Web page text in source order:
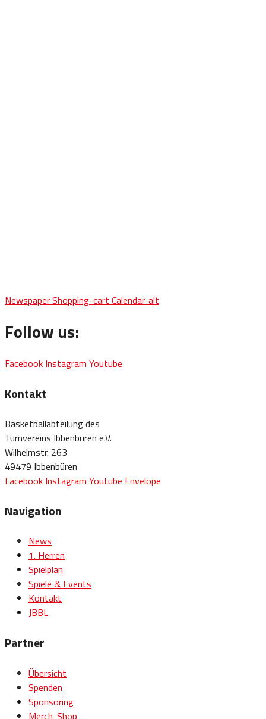
NewspaperShopping-cart Calendar-alt
Follow us:
Facebook Instagram Youtube
Kontakt
Basketballabteilung des
Turnvereins Ibbenbüren e.V.
Wilhelmstr. 263
49479 Ibbenbüren
Facebook Instagram Youtube Envelope
Navigation
News
1. Herren
Spielplan
Spiele & Events
Kontakt
JBBL
Partner
Übersicht
Spenden
Sponsoring
Merch-Shop